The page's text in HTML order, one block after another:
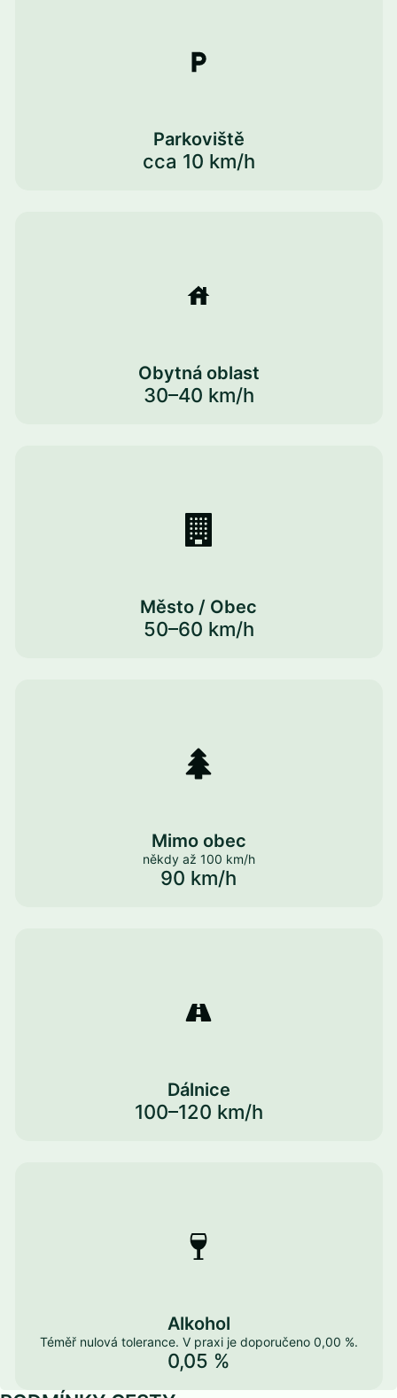
Parkoviště
cca 10 km/h
Obytná oblast
30–40 km/h
Město / Obec
50–60 km/h
Mimo obec
někdy až 100 km/h
90 km/h
Dálnice
100–120 km/h
Alkohol
Téměř nulová tolerance. V praxi je doporučeno 0,00 %.
0,05 %